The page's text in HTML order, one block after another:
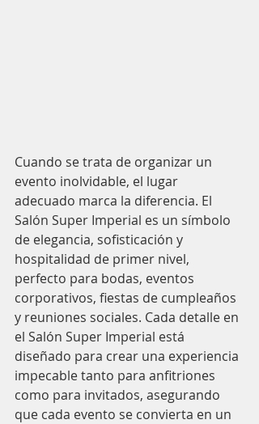
Cuando se trata de organizar un
evento inolvidable, el lugar
adecuado marca la diferencia. El
Salón Super Imperial es un símbolo
de elegancia, sofisticación y
hospitalidad de primer nivel,
perfecto para bodas, eventos
corporativos, fiestas de cumpleaños
y reuniones sociales. Cada detalle en
el Salón Super Imperial está
diseñado para crear una experiencia
impecable tanto para anfitriones
como para invitados, asegurando
que cada evento se convierta en un